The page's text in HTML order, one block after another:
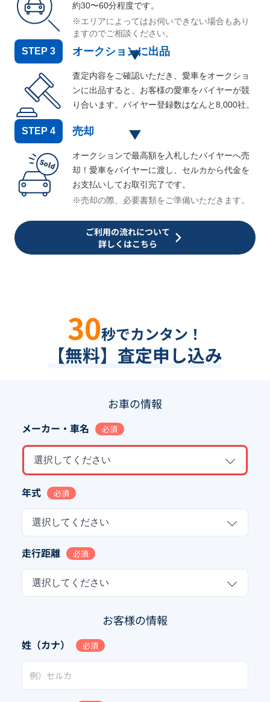
約30〜60分程度です。
※エリアによってはお伺いできない場合もあり
ますのでご相談ください。
STEP 3 オークションに出品
査定内容をご確認いただき、愛車をオークショ
ンに出品すると、お客様の愛車をバイヤーが競
り合います。バイヤー登録数はなんと8,000社。
STEP 4 売却
オークションで最高額を入札したバイヤーへ売
却！愛車をバイヤーに渡し、セルカから代金を
お支払いしてお取引完了です。
※売却の際、必要書類をご準備いただきます。
ご利用の流れについて
詳しくはこちら
30秒でカンタン！
【無料】査定申し込み
お車の情報
メーカー・車名 必須
選択してください
年式 必須
選択してください
走行距離 必須
選択してください
お客様の情報
姓（カナ） 必須